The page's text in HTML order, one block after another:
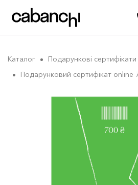
Каталог Подарункові сертифікати
Подарунковий сертифікат online